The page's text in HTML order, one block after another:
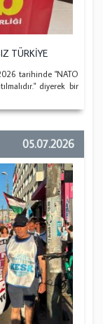
TÜRKİYE
tarihinde "NATO
diyerek bir
05.07.2026